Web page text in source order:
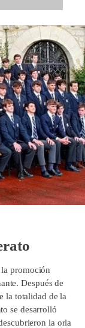
la promoción
Después de
la totalidad de la
se desarrolló
la orla